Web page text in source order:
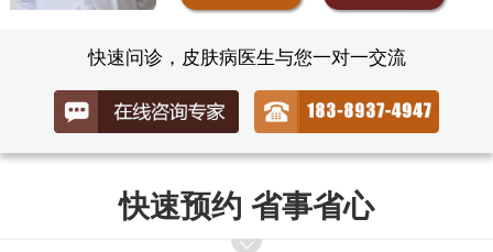
快速问诊，皮肤病医生与您一对一交流
快速预约 省事省心